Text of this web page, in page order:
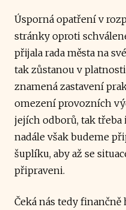
Úsporná opatření v
stránky oproti
přijala rada města na
tak zůstanou v
znamená zastavení
omezení provozních
jejích odborů, tak třeba
nadále však budeme
šuplíku, aby až se
připraveni.
Čeká nás tedy